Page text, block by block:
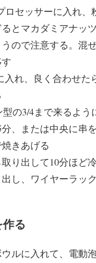
ロセッサーに入れ、
とマカダミアナッ
ので注意する。混
入れ、良く合わせた
の3/4まで来るよう
、または中央に串
きあげる
り出して10分ほど
し、ワイヤーラッ
る
ルに入れて、電動